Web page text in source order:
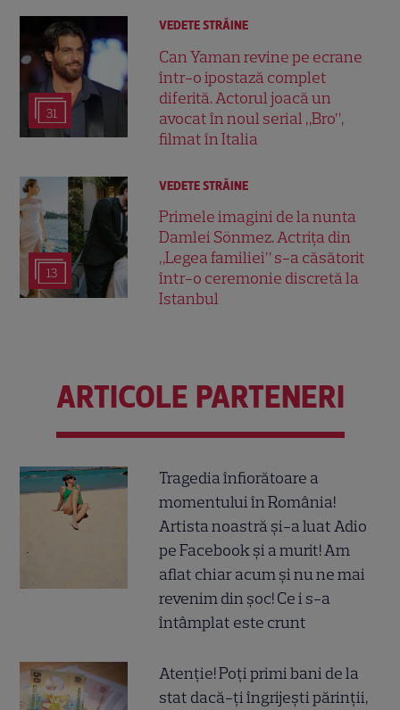
31
VEDETE STRĂINE
Can Yaman revine pe ecrane
într-o ipostază complet
diferită. Actorul joacă un
avocat în noul serial „Bro”,
filmat în Italia
13
VEDETE STRĂINE
Primele imagini de la nunta
Damlei Sönmez. Actrița din
„Legea familiei” s-a căsătorit
într-o ceremonie discretă la
Istanbul
ARTICOLE PARTENERI
Tragedia înfiorătoare a
momentului în România!
Artista noastră și-a luat Adio
pe Facebook și a murit! Am
aflat chiar acum și nu ne mai
revenim din șoc! Ce i s-a
întâmplat este crunt
Atenție! Poți primi bani de la
stat dacă-ți îngrijești părinții,